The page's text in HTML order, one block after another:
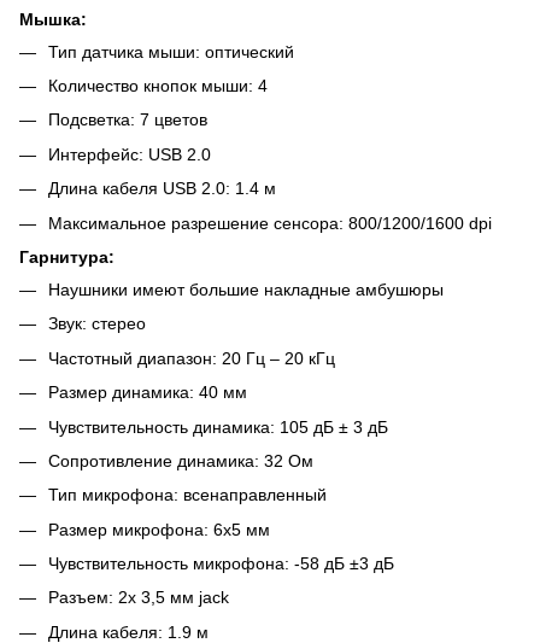
Мышка:
Тип датчика мыши: оптический
Количество кнопок мыши: 4
Подсветка: 7 цветов
Интерфейс: USB 2.0
Длина кабеля USB 2.0: 1.4 м
Максимальное разрешение сенсора: 800/1200/1600 dpi
Гарнитура:
Наушники имеют большие накладные амбушюры
Звук: стерео
Частотный диапазон: 20 Гц – 20 кГц
Размер динамика: 40 мм
Чувствительность динамика: 105 дБ ± 3 дБ
Сопротивление динамика: 32 Ом
Тип микрофона: всенаправленный
Размер микрофона: 6x5 мм
Чувствительность микрофона: -58 дБ ±3 дБ
Разъем: 2x 3,5 мм jack
Длина кабеля: 1.9 м